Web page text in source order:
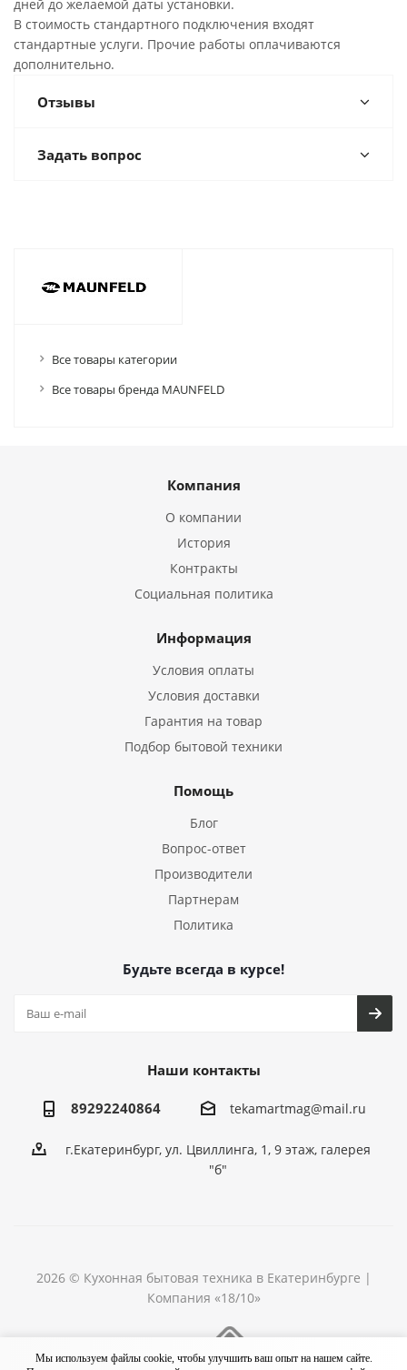
дней до желаемой даты установки.
В стоимость стандартного подключения входят
стандартные услуги. Прочие работы оплачиваются
дополнительно.
Отзывы
Задать вопрос
Все товары категории
Все товары бренда MAUNFELD
Компания
О компании
История
Контракты
Социальная политика
Информация
Условия оплаты
Условия доставки
Гарантия на товар
Подбор бытовой техники
Помощь
Блог
Вопрос-ответ
Производители
Партнерам
Политика
Будьте всегда в курсе!
Наши контакты
89292240864 tekamartmag@mail.ru
г.Екатеринбург, ул. Цвиллинга, 1, 9 этаж, галерея
"б"
2026 © Кухонная бытовая техника в Екатеринбурге |
Компания «18/10»
Мы используем файлы cookie, чтобы улучшить ваш опыт на нашем сайте.